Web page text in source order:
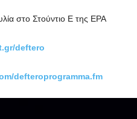
στο Στούντιο Ε της ΕΡΑ
deftero
defteroprogramma.fm